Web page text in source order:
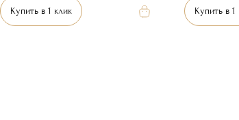
Купить в 1 клик Купить в 1